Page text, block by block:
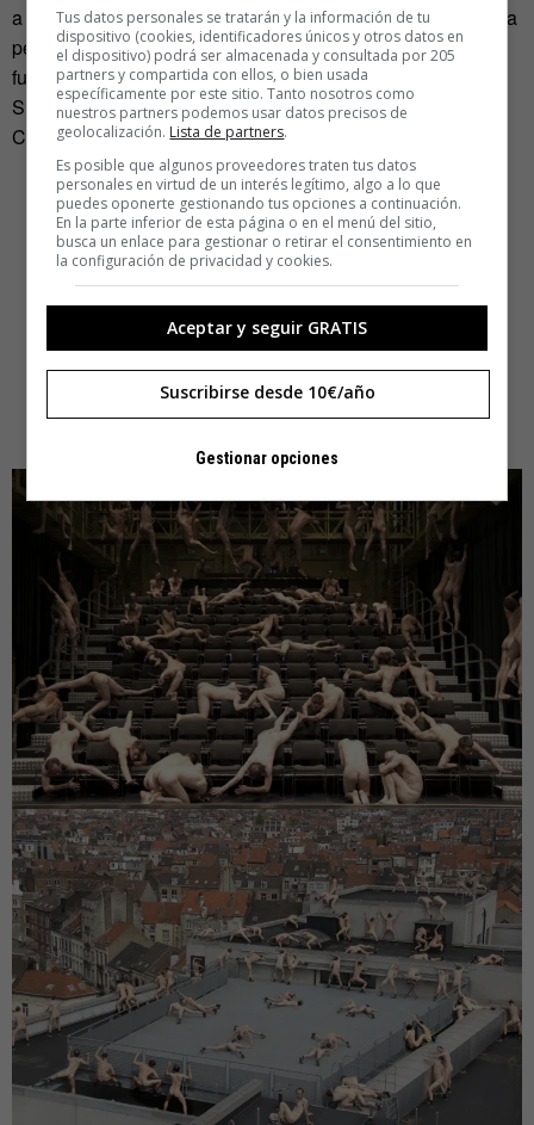
a realizar este proyecto. Según el importe de la donación, la
persona puede llegar a proponer nuevos objetivos para
futuras misiones.
Su última misión ha sido en España, en el mismísimo
Congreso de los Diputados de Madrid.
Tus datos personales se tratarán y la información de tu
dispositivo (cookies, identificadores únicos y otros datos en
el dispositivo) podrá ser almacenada y consultada por 205
partners y compartida con ellos, o bien usada
específicamente por este sitio. Tanto nosotros como
nuestros partners podemos usar datos precisos de
geolocalización. Lista de partners.
Es posible que algunos proveedores traten tus datos
personales en virtud de un interés legítimo, algo a lo que
puedes oponerte gestionando tus opciones a continuación.
En la parte inferior de esta página o en el menú del sitio,
busca un enlace para gestionar o retirar el consentimiento en
la configuración de privacidad y cookies.
Aceptar y seguir GRATIS
Suscribirse desde 10€/año
Gestionar opciones